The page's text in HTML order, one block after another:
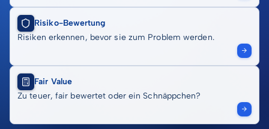
Risiko-Bewertung
Risiken erkennen, bevor sie zum Problem werden.
Fair Value
Zu teuer, fair bewertet oder ein Schnäppchen?